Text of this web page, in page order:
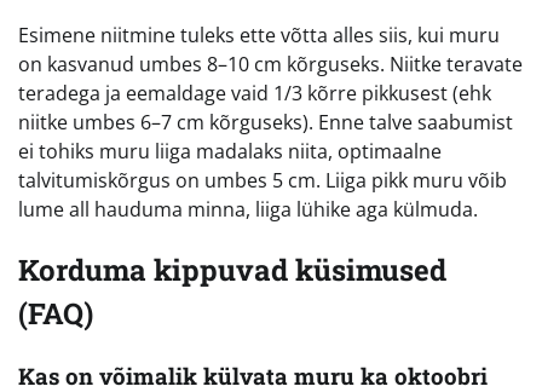
Esimene niitmine tuleks ette võtta alles siis, kui muru
on kasvanud umbes 8–10 cm kõrguseks. Niitke teravate
teradega ja eemaldage vaid 1/3 kõrre pikkusest (ehk
niitke umbes 6–7 cm kõrguseks). Enne talve saabumist
ei tohiks muru liiga madalaks niita, optimaalne
talvitumiskõrgus on umbes 5 cm. Liiga pikk muru võib
lume all hauduma minna, liiga lühike aga külmuda.
Korduma kippuvad küsimused
(FAQ)
Kas on võimalik külvata muru ka oktoobri